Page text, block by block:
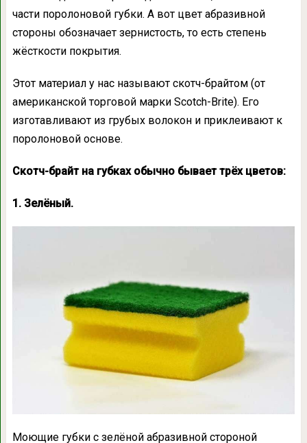
части поролоновой губки. А вот цвет абразивной
стороны обозначает зернистость, то есть степень
жёсткости покрытия.
Этот материал у нас называют скотч-брайтом (от
американской торговой марки Scotch-Brite). Его
изготавливают из грубых волокон и приклеивают к
поролоновой основе.
Скотч-брайт на губках обычно бывает трёх цветов:
1. Зелёный.
Моющие губки с зелёной абразивной стороной